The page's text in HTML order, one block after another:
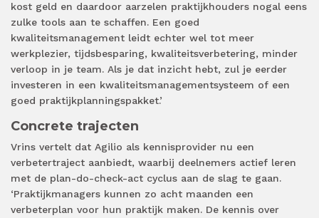
kost geld en daardoor aarzelen praktijkhouders nogal eens
zulke tools aan te schaffen. Een goed
kwaliteitsmanagement leidt echter wel tot meer
werkplezier, tijdsbesparing, kwaliteitsverbetering, minder
verloop in je team. Als je dat inzicht hebt, zul je eerder
investeren in een kwaliteitsmanagementsysteem of een
goed praktijkplanningspakket.’
Concrete trajecten
Vrins vertelt dat Agilio als kennisprovider nu een
verbetertraject aanbiedt, waarbij deelnemers actief leren
met de plan-do-check-act cyclus aan de slag te gaan.
‘Praktijkmanagers kunnen zo acht maanden een
verbeterplan voor hun praktijk maken. De kennis over